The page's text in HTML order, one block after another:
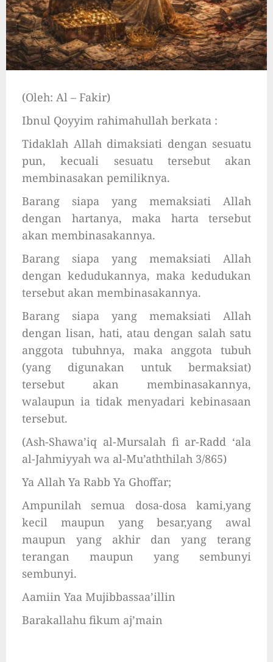
(Oleh: Al – Fakir)
Ibnul Qoyyim rahimahullah berkata :
Tidaklah Allah dimaksiati dengan sesuatu
pun, kecuali sesuatu tersebut akan
membinasakan pemiliknya.
Barang siapa yang memaksiati Allah
dengan hartanya, maka harta tersebut
akan membinasakannya.
Barang siapa yang memaksiati Allah
dengan kedudukannya, maka kedudukan
tersebut akan membinasakannya.
Barang siapa yang memaksiati Allah
dengan lisan, hati, atau dengan salah satu
anggota tubuhnya, maka anggota tubuh
(yang digunakan untuk bermaksiat)
tersebut akan membinasakannya,
walaupun ia tidak menyadari kebinasaan
tersebut.
(Ash-Shawa’iq al-Mursalah fi ar-Radd ‘ala
al-Jahmiyyah wa al-Mu’aththilah 3/865)
Ya Allah Ya Rabb Ya Ghoffar;
Ampunilah semua dosa-dosa kami,yang
kecil maupun yang besar,yang awal
maupun yang akhir dan yang terang
terangan maupun yang sembunyi
sembunyi.
Aamiin Yaa Mujibbassaa’illin
Barakallahu fikum aj’main